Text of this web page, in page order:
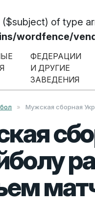
of type
wordfence/
ФЕДЕРАЦИИ
И ДРУГИЕ
ЗАВЕДЕНИЯ
» Мужская сборная